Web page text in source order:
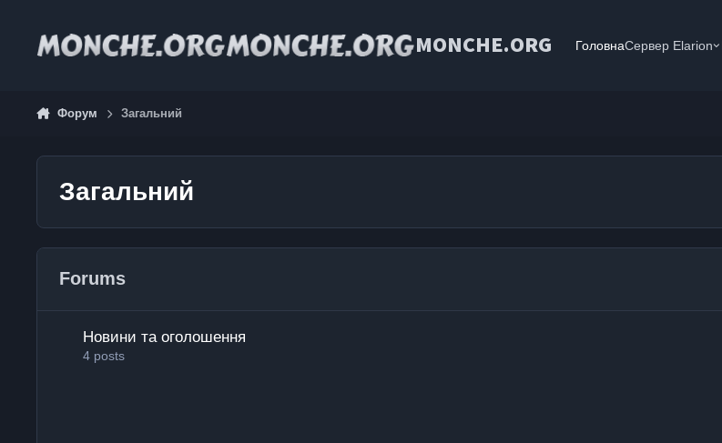
MONCHE.ORG ГоловнаСервер Elarion
Форум Загальний
Загальний
Forums
Новини та оголошення
4 posts